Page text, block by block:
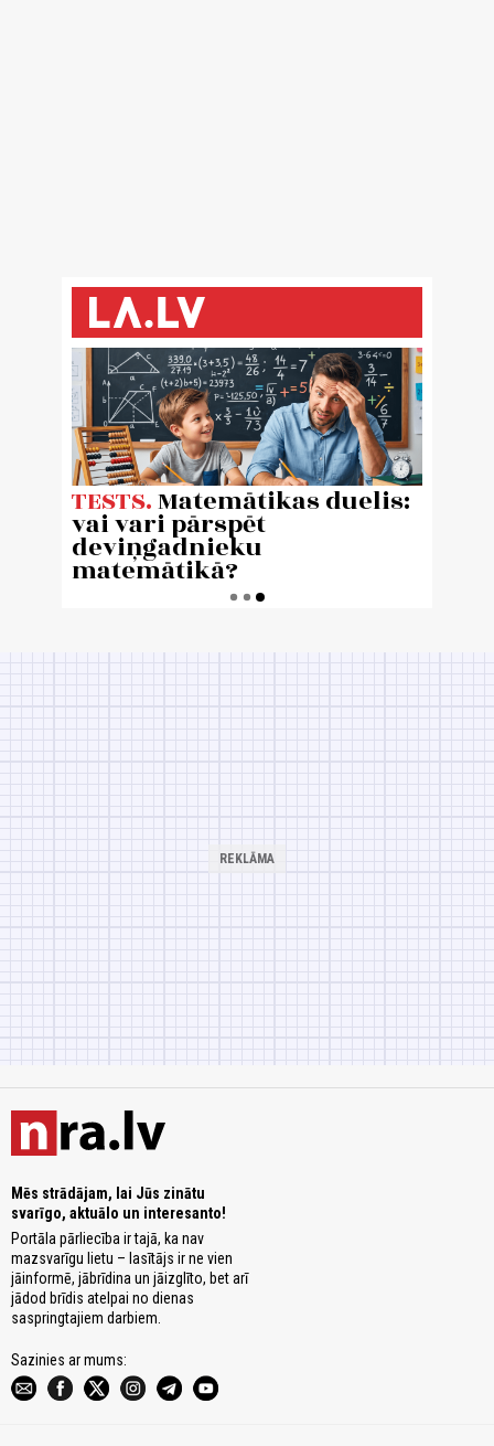
Mēs strādājam, lai Jūs zinātu
svarīgo, aktuālo un interesanto!
Portāla pārliecība ir tajā, ka nav
mazsvarīgu lietu – lasītājs ir ne vien
jāinformē, jābrīdina un jāizglīto, bet arī
jādod brīdis atelpai no dienas
saspringtajiem darbiem.
Sazinies ar mums: